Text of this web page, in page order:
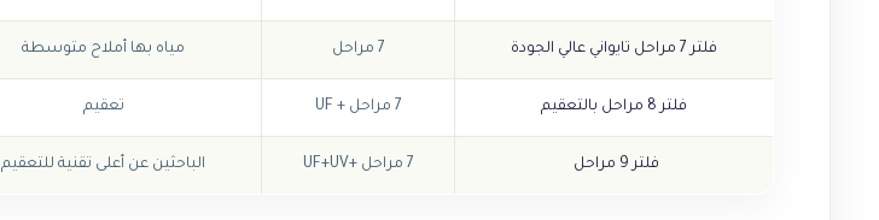
فلتر 7 مراحل تايواني عالي الجودة 7 مراحل مياه بها أملاح متوسطة
فلتر 8 مراحل بالتعقيم 7 مراحل + UF تعقيم
فلتر 9 مراحل 7 مراحل +UF+UV الباحثين عن أعلى تقنية للتعقيم